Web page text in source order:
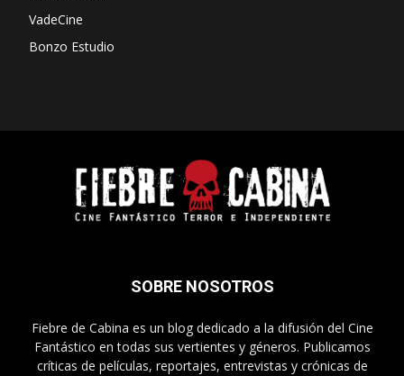
VadeCine
Bonzo Estudio
SOBRE NOSOTROS
Fiebre de Cabina es un blog dedicado a la difusión del Cine
Fantástico en todas sus vertientes y géneros. Publicamos
críticas de películas, reportajes, entrevistas y crónicas de